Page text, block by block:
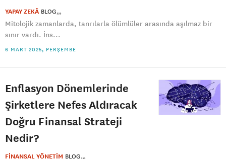
YAPAY ZEKÂ BLOG
Mitolojik zamanlarda, tanrılarla ölümlüler arasında aşılmaz bir
sınır vardı. İns...
6 MART 2025, PERŞEMBE
Enflasyon Dönemlerinde
Şirketlere Nefes Aldıracak
Doğru Finansal Strateji
Nedir?
FİNANSAL YÖNETİM BLOG